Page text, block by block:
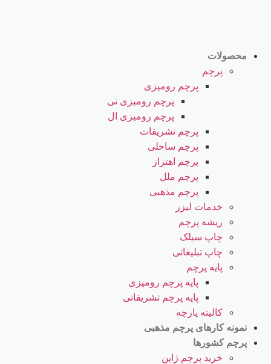
محصولات
پرچم
پرچم رومیزی
پرچم رومیزی تی
پرچم رومیزی ال
پرچم تشریفات
پرچم ساحلی
پرچم اهتزاز
پرچم ملل
پرچم مذهبی
خدمات لیزر
ریشه پرچم
چاپ سیلک
چاپ تبلیغاتی
پایه پرچم
پایه پرچم رومیزی
پایه پرچم تشریفاتی
کالیته پارچه
نمونه کارهای پرچم مذهبی
پرچم کشورها
خرید پرچم ژاپن